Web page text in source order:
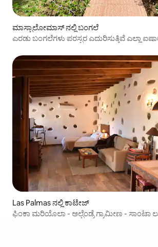
ಮಾಸ್ಪಾಲೋಮಾಸ್ ನಲ್ಲಿ ಬಂಗಲೆ
ಎರಡು ಬಂಗಲೆಗಳು ಪರಸ್ಪರ ಎದುರಿಸುತ್ತಿವೆ ಎಲ್ಲಾ
Las Palmas ನಲ್ಲಿ ಕಾಟೇಜ್
ಫಿಂಕಾ ಮರಿಯೊಲಾ - ಅಲ್ಪೆಂಡ್ರೆ ಗ್ರಾಮೀಣ - ಸಾಂಟಾ